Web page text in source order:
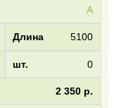
А
5100
0
2 350 р.